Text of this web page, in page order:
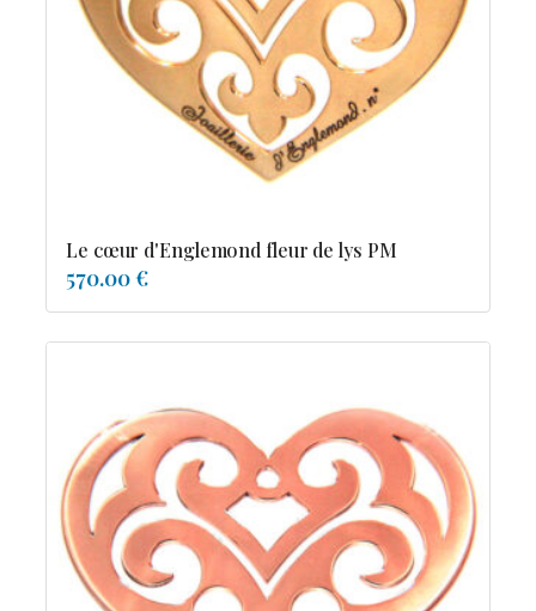
Resile
Reve-asie
Reve-de-pagode
Suspension et frissons
Diamants
Emeraude
Pierres de couleur
Saphir
rubis
saphir de couleur
tanzanite
tourmaline
Le cœur d'Englemond fleur de lys PM
570.00 €